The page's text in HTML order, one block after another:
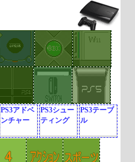
PS3アドベ
ンチャー
PS3シュー
ティング
PS3テーブ
ル